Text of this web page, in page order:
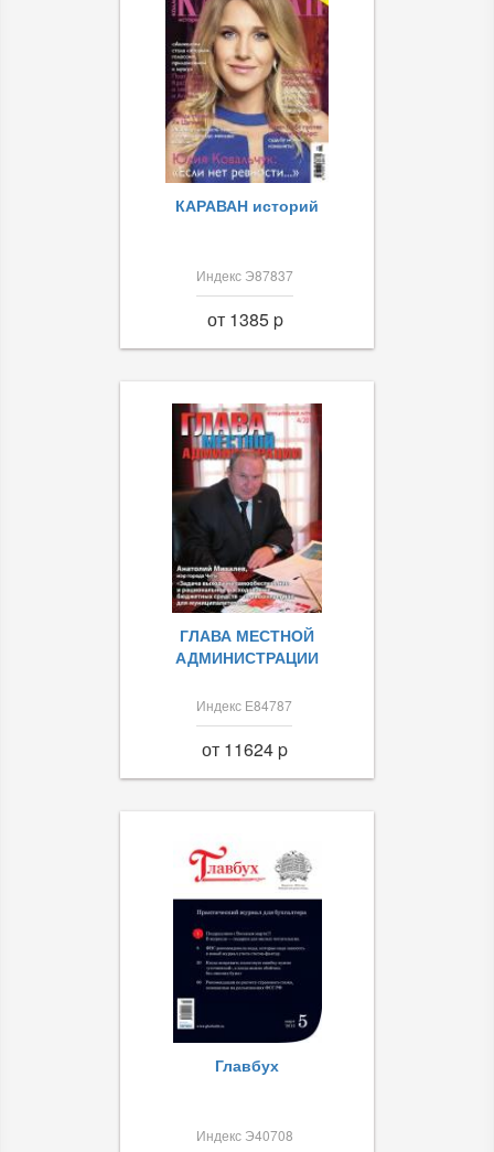
КАРАВАН историй
Индекс Э87837
от 1385 p
ГЛАВА МЕСТНОЙ
АДМИНИСТРАЦИИ
Индекс Е84787
от 11624 p
Главбух
Индекс Э40708